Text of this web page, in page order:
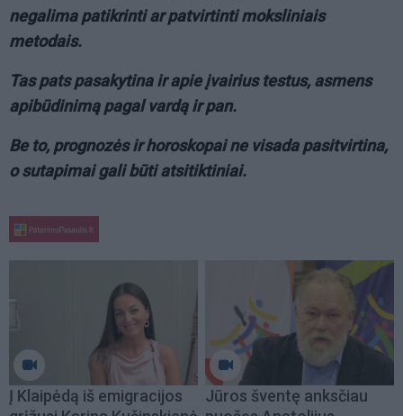
negalima patikrinti ar patvirtinti moksliniais
metodais.
Tas pats pasakytina ir apie įvairius testus, asmens
apibūdinimą pagal vardą ir pan.
Be to, prognozės ir horoskopai ne visada pasitvirtina,
o sutapimai gali būti atsitiktiniai.
Į Klaipėdą iš emigracijos
Jūros šventę anksčiau